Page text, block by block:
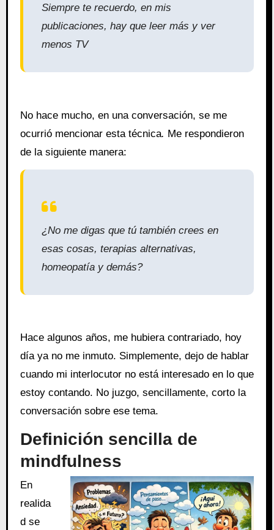
Siempre te recuerdo, en mis
publicaciones, hay que leer más y ver
menos TV
No hace mucho, en una conversación, se me
ocurrió mencionar esta técnica. Me respondieron
de la siguiente manera:
¿No me digas que tú también crees en
esas cosas, terapias alternativas,
homeopatía y demás?
Hace algunos años, me hubiera contrariado, hoy
día ya no me inmuto. Simplemente, dejo de hablar
cuando mi interlocutor no está interesado en lo que
estoy contando. No juzgo, sencillamente, corto la
conversación sobre ese tema.
Definición sencilla de
mindfulness
En
realida
d se